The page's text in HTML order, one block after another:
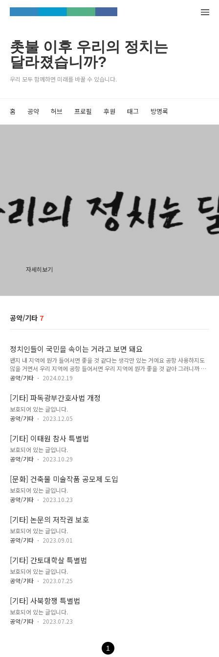
촛불 이후 우리의 정치는
달라졌습니까?
우리 모두 함께하면 미래를 바꿀 수 있습니다.
홈 공약 허브 프로필 후원 태그 방명록
자세히보기
공약/기타 7
정치인들이 국민을 속이는 거라고 보면 돼요
왠지 내 지역에 뭔가 들어서면 좋을 것 같다는 생각만 있는 거예요 공항 사용하지도
않을 거면서 우리 지역에 공항 들어서면 우리 지역에 뭔가 좋을 것 같아 그러니까 유
령공항 만든 거 아녜요 그런데도 지금도 공항 만들어 달라고 아직도 아우성치잖아요
속이는 거라고 보면 돼요
공약/기타 2024.02.19
[기타] 파독광부간호사법 개정
보호되어 있는 글입니다.
공약/기타
2023.12.05
[기타] 이태원 참사 특별법
보호되어 있는 글입니다.
공약/기타
2023.10.29
[문화] 건축물 미술작품 공모제 도입
보호되어 있는 글입니다.
공약/기타
2023.10.23
[기타] 논문의 저작권 보호
보호되어 있는 글입니다.
공약/기타
2023.09.01
[기타] 간토대학살 특별법
보호되어 있는 글입니다.
공약/기타
2023.07.25
[기타] 사북항쟁 특별법
보호되어 있는 글입니다.
공약/기타
2023.07.23
1